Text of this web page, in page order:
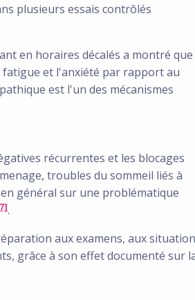
plusieurs essais contrôlés
en horaires décalés a montré que
et l'anxiété par rapport au
est l'un des mécanismes
récurrentes et les blocages
troubles du sommeil liés à
général sur une problématique
.
aux examens, aux
grâce à son effet documenté sur